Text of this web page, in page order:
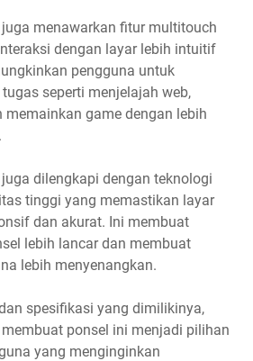
juga menawarkan fitur multitouch
dengan layar lebih intuitif
pengguna untuk
seperti menjelajah web,
memainkan game dengan lebih
dilengkapi dengan teknologi
tinggi yang memastikan layar
dan akurat. Ini membuat
lebih lancar dan membuat
lebih menyenangkan.
spesifikasi yang dimilikinya,
membuat ponsel ini menjadi pilihan
yang menginginkan